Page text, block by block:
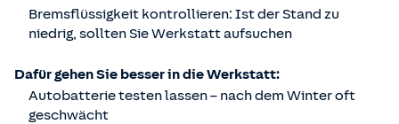
Bremsflüssigkeit kontrollieren: Ist der Stand zu
niedrig, sollten Sie Werkstatt aufsuchen
Dafür gehen Sie besser in die Werkstatt:
Autobatterie testen lassen – nach dem Winter oft
geschwächt